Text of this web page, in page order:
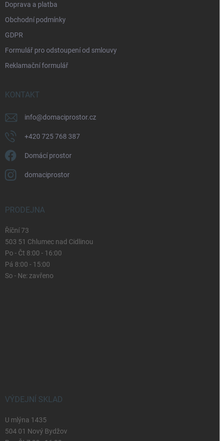
Doprava a platba
Obchodní podmínky
GDPR
Formulář pro odstoupení od smlouvy
Reklamační formulář
KONTAKT
info@domaciprostor.cz
+420 725 768 387
Domácí prostor
domaciprostor
PRODEJNA
Říční 73
503 51 Chlumec nad Cidlinou
Po - Čt 8:00 - 16:00
Pá 8:00 - 15:00
So - Ne: zavřeno
VÝDEJNÍ SKLAD
U mlýna 1435
504 01 Nový Bydžov